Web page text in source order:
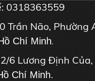
0318363559
Trần Não, Phường
Chí Minh.
6 Lương Định
Chí Minh.